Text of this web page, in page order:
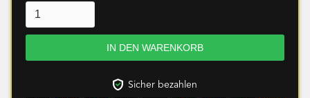
Sicher bezahlen